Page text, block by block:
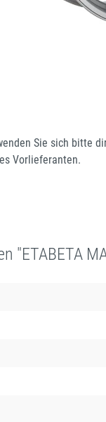
Sie sich bitte
Vorlieferanten.
"ETABETA